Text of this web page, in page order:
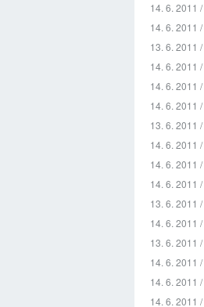
14. 6. 2011 /
14. 6. 2011 /
13. 6. 2011 /
14. 6. 2011 /
14. 6. 2011 /
14. 6. 2011 /
13. 6. 2011 /
14. 6. 2011 /
14. 6. 2011 /
14. 6. 2011 /
13. 6. 2011 /
14. 6. 2011 /
13. 6. 2011 /
14. 6. 2011 /
14. 6. 2011 /
14. 6. 2011 /